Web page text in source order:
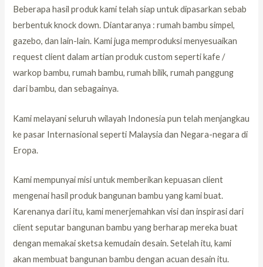
Beberapa hasil produk kami telah siap untuk dipasarkan sebab
berbentuk knock down. Diantaranya : rumah bambu simpel,
gazebo, dan lain-lain. Kami juga memproduksi menyesuaikan
request client dalam artian produk custom seperti kafe /
warkop bambu, rumah bambu, rumah bilik, rumah panggung
dari bambu, dan sebagainya.
Kami melayani seluruh wilayah Indonesia pun telah menjangkau
ke pasar Internasional seperti Malaysia dan Negara-negara di
Eropa.
Kami mempunyai misi untuk memberikan kepuasan client
mengenai hasil produk bangunan bambu yang kami buat.
Karenanya dari itu, kami menerjemahkan visi dan inspirasi dari
client seputar bangunan bambu yang berharap mereka buat
dengan memakai sketsa kemudain desain. Setelah itu, kami
akan membuat bangunan bambu dengan acuan desain itu.